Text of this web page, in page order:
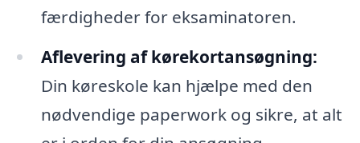
færdigheder for eksaminatoren.
Aflevering af kørekortansøgning:
Din køreskole kan hjælpe med den
nødvendige paperwork og sikre, at alt